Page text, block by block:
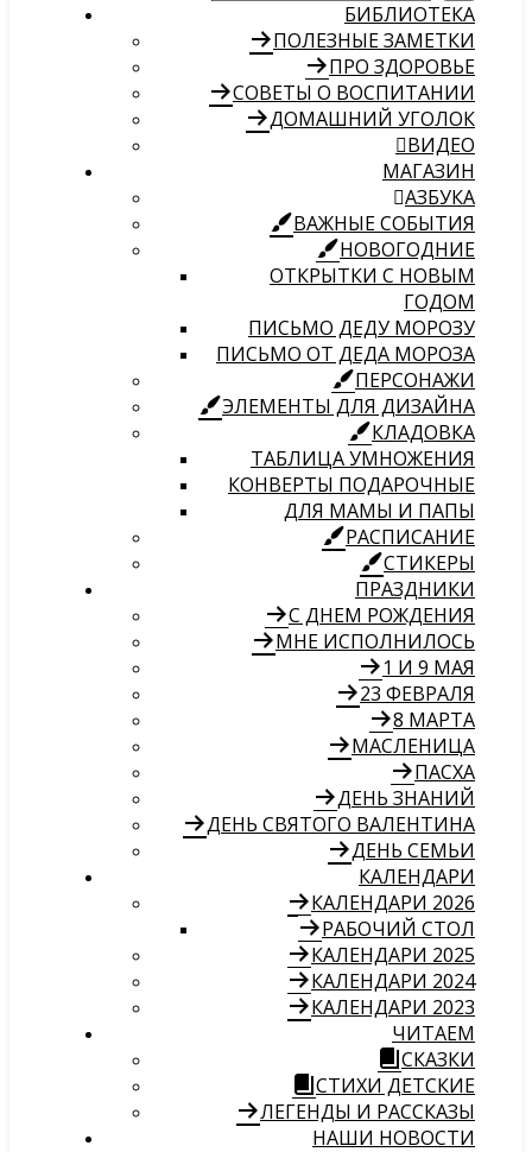
БИБЛИОТЕКА
ПОЛЕЗНЫЕ ЗАМЕТКИ
ПРО ЗДОРОВЬЕ
СОВЕТЫ О ВОСПИТАНИИ
ДОМАШНИЙ УГОЛОК
ВИДЕО
МАГАЗИН
АЗБУКА
ВАЖНЫЕ СОБЫТИЯ
НОВОГОДНИЕ
ОТКРЫТКИ С НОВЫМ
ГОДОМ
ПИСЬМО ДЕДУ МОРОЗУ
ПИСЬМО ОТ ДЕДА МОРОЗА
ПЕРСОНАЖИ
ЭЛЕМЕНТЫ ДЛЯ ДИЗАЙНА
КЛАДОВКА
ТАБЛИЦА УМНОЖЕНИЯ
КОНВЕРТЫ ПОДАРОЧНЫЕ
ДЛЯ МАМЫ И ПАПЫ
РАСПИСАНИЕ
СТИКЕРЫ
ПРАЗДНИКИ
С ДНЕМ РОЖДЕНИЯ
МНЕ ИСПОЛНИЛОСЬ
1 И 9 МАЯ
23 ФЕВРАЛЯ
8 МАРТА
МАСЛЕНИЦА
ПАСХА
ДЕНЬ ЗНАНИЙ
ДЕНЬ СВЯТОГО ВАЛЕНТИНА
ДЕНЬ СЕМЬИ
КАЛЕНДАРИ
КАЛЕНДАРИ 2026
РАБОЧИЙ СТОЛ
КАЛЕНДАРИ 2025
КАЛЕНДАРИ 2024
КАЛЕНДАРИ 2023
ЧИТАЕМ
СКАЗКИ
СТИХИ ДЕТСКИЕ
ЛЕГЕНДЫ И РАССКАЗЫ
НАШИ НОВОСТИ